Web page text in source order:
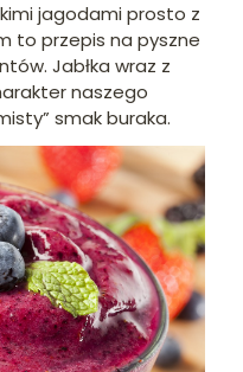
jagodami prosto z
to przepis na pyszne
Jabłka wraz z
naszego
smak buraka.